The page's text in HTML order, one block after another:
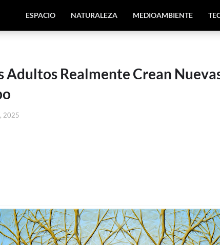
ESPACIO NATURALEZA MEDIOAMBIENTE
Adultos Realmente Crean
2025